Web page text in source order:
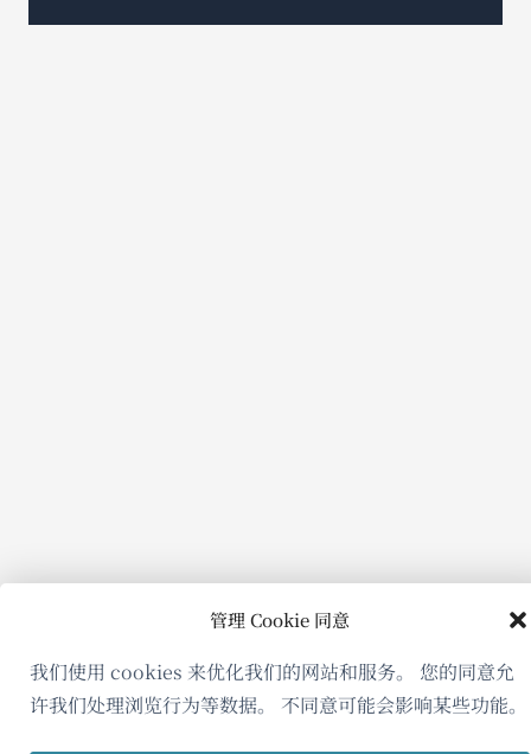
管理 Cookie 同意
我们使用 cookies 来优化我们的网站和服务。 您的同意允
许我们处理浏览行为等数据。 不同意可能会影响某些功能。
窗